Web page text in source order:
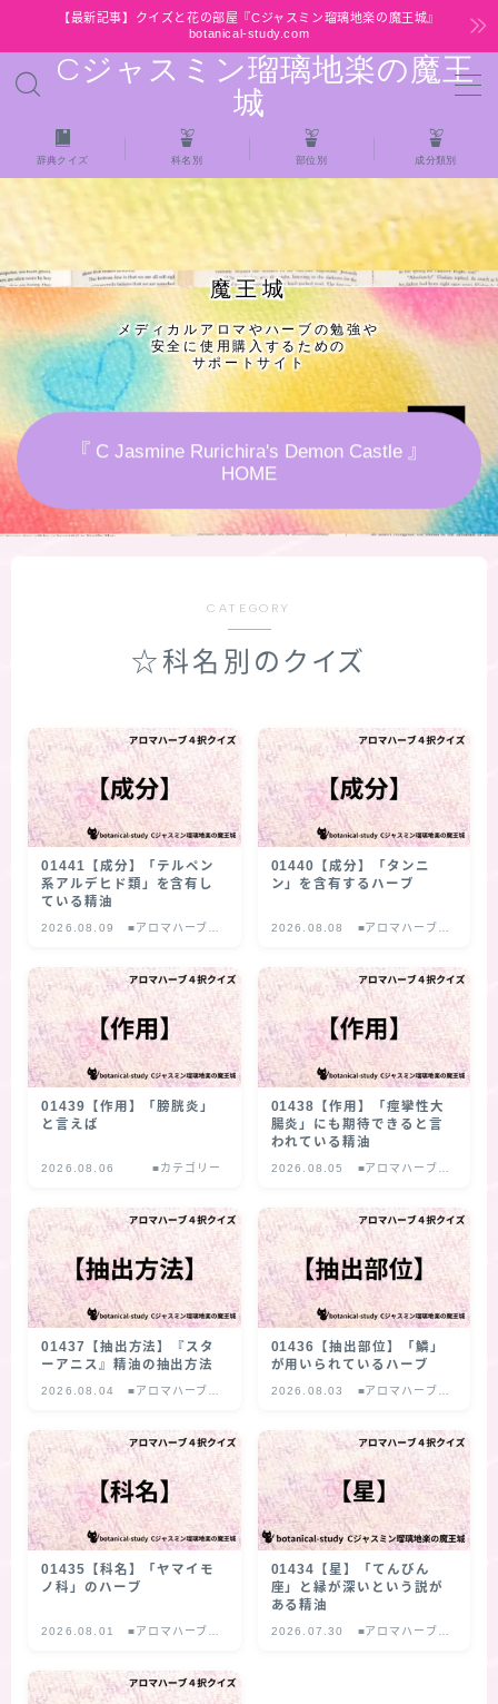
【最新記事】クイズと花の部屋『Cジャスミン瑠璃地楽の魔王城』
botanical-study.com
Cジャスミン瑠璃地楽の魔王
城
MENU
HOME
【最新】クイズと花の部屋
★全種/アロマハーブスパイス基材 プチ辞典ク
イズ＆プチ辞典
★アロマ検定＋αクイズ
★アロマハーブ傾向チェック
公式ウェブサイト『Botanical Study』
Cジャスミン瑠璃地楽の主な活動先リンク集
プロフィール
アロマハーブアンケート
おすすめ商品＆レビュー
★スペシャルアロマハーブ４択クイズ (kindle出
版限定)
FAQ
サイトマップ
辞典クイズ 科名別 部位別 成分類別
魔王城
メディカルアロマやハーブの勉強や
安全に使用購入するための
サポートサイト
『 C Jasmine Rurichira's Demon Castle 』
HOME
CATEGORY
☆科名別のクイズ
01441【成分】「テルペン
系アルデヒド類」を含有し
ている精油
2026.08.09
■アロマハーブ４
01440【成分】「タンニ
ン」を含有するハーブ
2026.08.08
■アロマハーブ４
01439【作用】「膀胱炎」
と言えば
2026.08.06 ■カテゴリー
01438【作用】「痙攣性大
腸炎」にも期待できると言
われている精油
2026.08.05
■アロマハーブ４
01437【抽出方法】『スタ
ーアニス』精油の抽出方法
2026.08.04
■アロマハーブ４
01436【抽出部位】「鱗」
が用いられているハーブ
2026.08.03
■アロマハーブ４
01435【科名】「ヤマイモ
ノ科」のハーブ
2026.08.01
■アロマハーブ４
01434【星】「てんびん
座」と縁が深いという説が
ある精油
2026.07.30
■アロマハーブ４